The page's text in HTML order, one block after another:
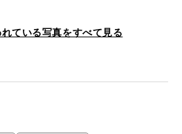
ている写真をすべて見る